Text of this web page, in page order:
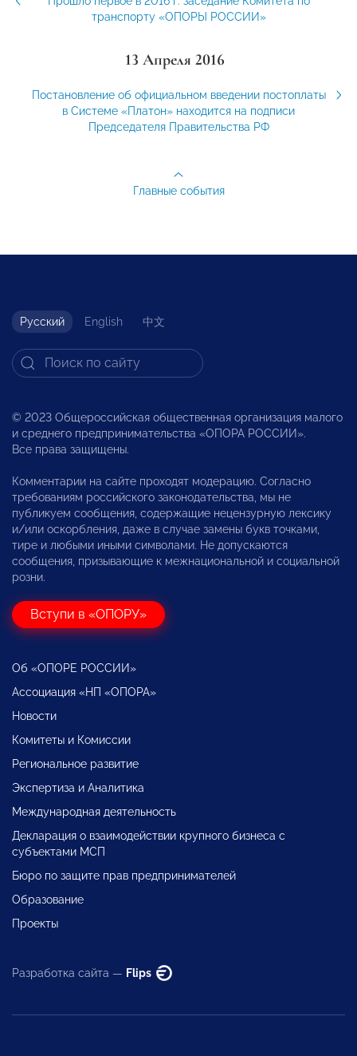
транспорту «ОПОРЫ РОССИИ»
13 Апреля 2016
Постановление об официальном введении постоплаты
в Системе «Платон» находится на подписи
Председателя Правительства РФ
Главные события
Русский English 中文
© 2023 Общероссийская общественная организация малого
и среднего предпринимательства «ОПОРА РОССИИ».
Все права защищены.
Комментарии на сайте проходят модерацию. Согласно
требованиям российского законодательства, мы не
публикуем сообщения, содержащие нецензурную лексику
и/или оскорбления, даже в случае замены букв точками,
тире и любыми иными символами. Не допускаются
сообщения, призывающие к межнациональной и социальной
розни.
Вступи в «ОПОРУ»
Об «ОПОРЕ РОССИИ»
Ассоциация «НП «ОПОРА»
Новости
Комитеты и Комиссии
Региональное развитие
Экспертиза и Аналитика
Международная деятельность
Декларация о взаимодействии крупного бизнеса с
субъектами МСП
Бюро по защите прав предпринимателей
Образование
Проекты
Разработка сайта — Flips